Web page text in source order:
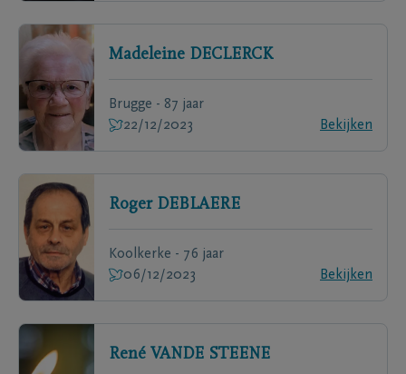
Madeleine DECLERCK
Brugge - 87 jaar
22/12/2023
Bekijken
Roger DEBLAERE
Koolkerke - 76 jaar
06/12/2023
Bekijken
René VANDE STEENE